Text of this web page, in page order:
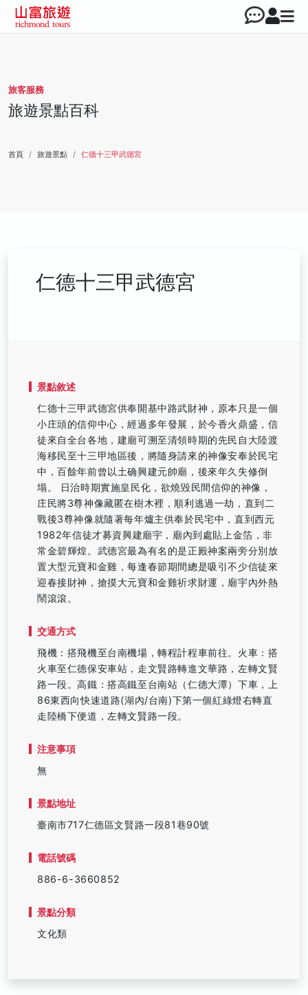
旅客服務
旅遊景點百科
首頁 旅遊景點 仁德十三甲武德宮
仁德十三甲武德宮
景點敘述
仁德十三甲武德宮供奉開基中路武財神，原本只是一個
小庄頭的信仰中心，經過多年發展，於今香火鼎盛，信
徒來自全台各地，建廟可溯至清領時期的先民自大陸渡
海移民至十三甲地區後，將隨身請來的神像安奉於民宅
中，百餘年前曾以土确興建元帥廟，後來年久失修倒
塌。 日治時期實施皇民化，欲燒毀民間信仰的神像，
庄民將3尊神像藏匿在樹木裡，順利逃過一劫，直到二
戰後3尊神像就隨著每年爐主供奉於民宅中，直到西元
1982年信徒才募資興建廟宇，廟內到處貼上金箔，非
常金碧輝煌。武德宮最為有名的是正殿神案兩旁分別放
置大型元寶和金雞，每逢春節期間總是吸引不少信徒來
迎春接財神，搶摸大元寶和金雞祈求財運，廟宇內外熱
鬧滾滾。
交通方式
飛機：搭飛機至台南機場，轉程計程車前往。火車：搭
火車至仁德保安車站，走文賢路轉進文華路，左轉文賢
路一段。高鐵：搭高鐵至台南站（仁德大潭）下車，上
86東西向快速道路(湖內/台南)下第一個紅綠燈右轉直
走陸橋下便道，左轉文賢路一段。
注意事項
無
景點地址
臺南市717仁德區文賢路一段81巷90號
電話號碼
886-6-3660852
景點分類
文化類